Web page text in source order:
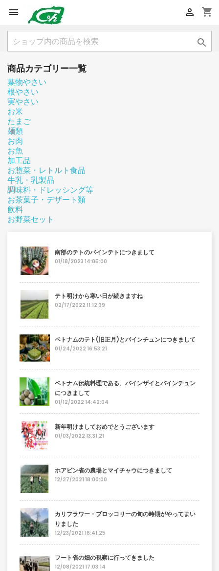
 shopping_cart


商品カテゴリー一覧
葉物やさい
根やさい
実やさい
お米
たまご
麺類
お肉
お魚
加工品
お惣菜・レトルト食品
牛乳・乳製品
調味料・ドレッシング等
お茶菓子・デザート類
飲料
お野菜セット
南部のテトのバインテトにつきまして
01/18/2023 14:05:00
テト明けから寒い日が続きますね
02/17/2022 11:12:39
ベトナムのテト(旧正月)とバインチュンにつきまして
01/24/2022 16:53:21
ベトナム伝統料理である、バインザイとバインチュン
につきまして
01/12/2022 14:42:04
新年明けましておめでとうございます
01/03/2022 13:31:21
ホアビン省の農場とマイチャウにつきまして
12/27/2021 18:00:00
カリフラワー・ブロッコリーの旬の時期がやってまい
りました
12/23/2021 16:41:25
フート省の畑の視察に行ってきました
12/08/2021 17:03:14